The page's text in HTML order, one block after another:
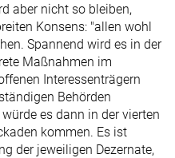
aber nicht so bleiben,
Konsens: "allen wohl
Spannend wird es in der
Maßnahmen im
Interessenträgern
Behörden
es dann in der vierten
kommen. Es ist
der jeweiligen Dezernate,